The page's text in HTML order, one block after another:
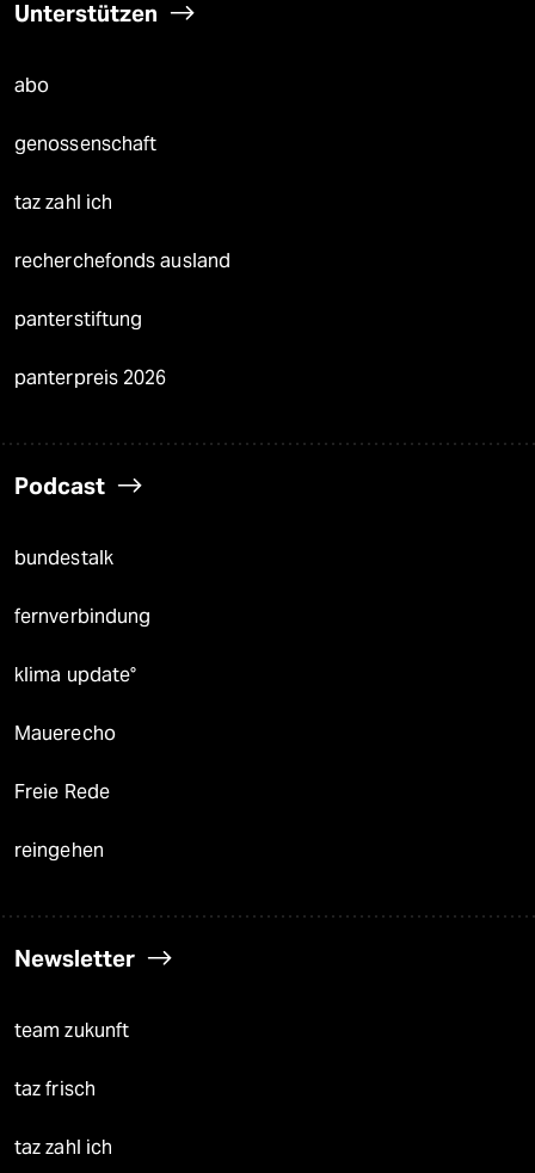
Unterstützen
abo
genossenschaft
taz zahl ich
recherchefonds ausland
panterstiftung
panterpreis 2026
Podcast
bundestalk
fernverbindung
klima update°
Mauerecho
Freie Rede
reingehen
Newsletter
team zukunft
taz frisch
taz zahl ich